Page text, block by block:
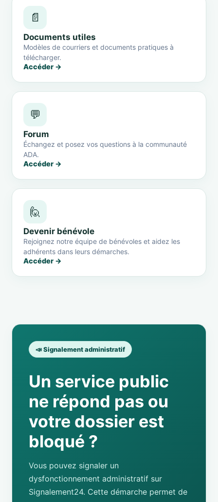
📄
Documents utiles
Modèles de courriers et documents pratiques à
télécharger.
Accéder →
💬
Forum
Échangez et posez vos questions à la communauté
ADA.
Accéder →
🙋
Devenir bénévole
Rejoignez notre équipe de bénévoles et aidez les
adhérents dans leurs démarches.
Accéder →
📣 Signalement administratif
Un service public
ne répond pas ou
votre dossier est
bloqué ?
Vous pouvez signaler un
dysfonctionnement administratif sur
Signalement24. Cette démarche permet de